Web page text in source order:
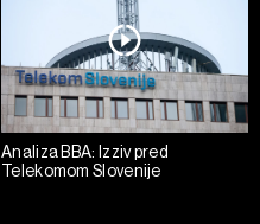
Analiza BBA: Izziv pred
Telekomom Slovenije